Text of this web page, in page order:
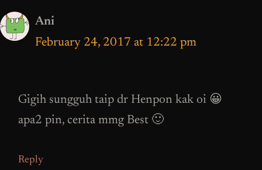
Ani
February 24, 2017 at 12:22 pm
Gigih sungguh taip dr Henpon kak oi 😀
apa2 pin, cerita mmg Best 🙂
Reply